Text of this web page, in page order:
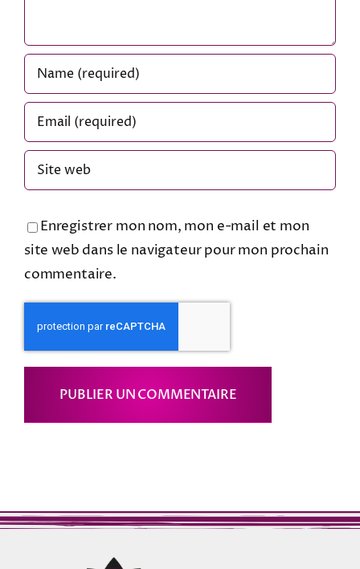
Enregistrer mon nom, mon e-mail et mon
site web dans le navigateur pour mon prochain
commentaire.